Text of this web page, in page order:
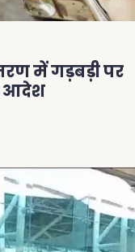
में गड़बड़ी पर
आदेश